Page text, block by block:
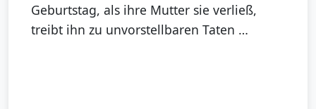
Geburtstag, als ihre Mutter sie verließ,
treibt ihn zu unvorstellbaren Taten …